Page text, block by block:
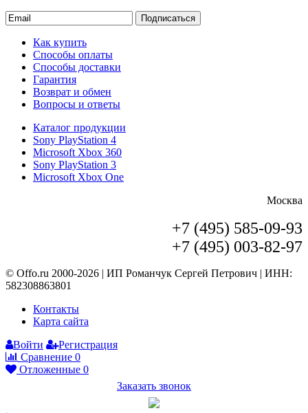
Подписаться
Как купить
Способы оплаты
Способы доставки
Гарантия
Возврат и обмен
Вопросы и ответы
Каталог продукции
Sony PlayStation 4
Microsoft Xbox 360
Sony PlayStation 3
Microsoft Xbox One
Москва
+7 (495) 585-09-93
+7 (495) 003-82-97
© Offo.ru 2000-2026 | ИП Романчук Сергей Петрович | ИНН:
582308863801
Контакты
Карта сайта
Войти
Регистрация
Сравнение 0
Отложенные 0
Заказать звонок